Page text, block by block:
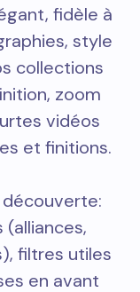
fidèle à
style
collections
zoom
vidéos
et finitions.
filtres utiles
en avant